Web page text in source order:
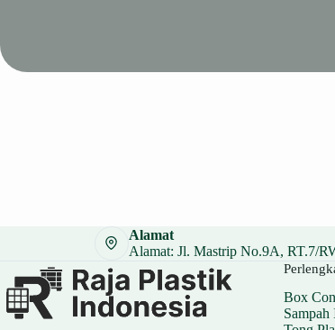
Alamat
Alamat: Jl. Mastrip No.9A, RT.7/
Box
Sampah